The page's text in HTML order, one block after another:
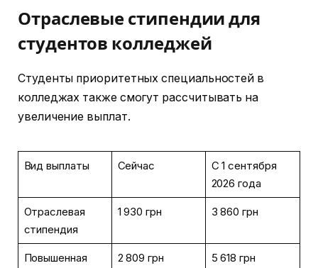
Отраслевые стипендии для
студентов колледжей
Студенты приоритетных специальностей в
колледжах также смогут рассчитывать на
увеличение выплат.
Вид выплаты Сейчас
С 1 сентября
2026 года
Отраслевая
стипендия
1 930 грн 3 860 грн
Повышенная
2 809 грн 5 618 грн